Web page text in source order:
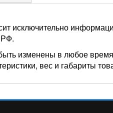
исключительно
РФ.
изменены в любое
вес и габариты